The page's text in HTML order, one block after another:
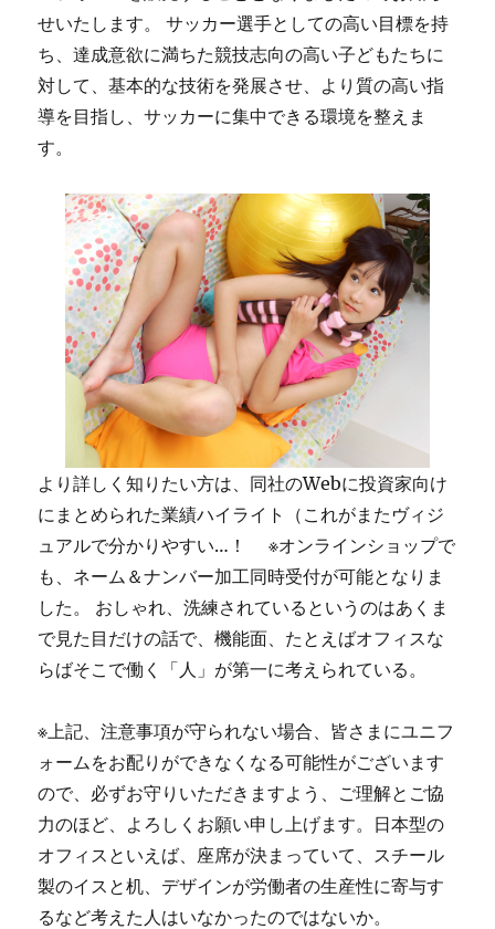
せいたします。 サッカー選手としての高い目標を持
ち、達成意欲に満ちた競技志向の高い子どもたちに
対して、基本的な技術を発展させ、より質の高い指
導を目指し、サッカーに集中できる環境を整えま
す。
より詳しく知りたい方は、同社のWebに投資家向け
にまとめられた業績ハイライト（これがまたヴィジ
ュアルで分かりやすい…！ ※オンラインショップで
も、ネーム＆ナンバー加工同時受付が可能となりま
した。 おしゃれ、洗練されているというのはあくま
で見た目だけの話で、機能面、たとえばオフィスな
らばそこで働く「人」が第一に考えられている。
※上記、注意事項が守られない場合、皆さまにユニフ
ォームをお配りができなくなる可能性がございます
ので、必ずお守りいただきますよう、ご理解とご協
力のほど、よろしくお願い申し上げます。日本型の
オフィスといえば、座席が決まっていて、スチール
製のイスと机、デザインが労働者の生産性に寄与す
るなど考えた人はいなかったのではないか。